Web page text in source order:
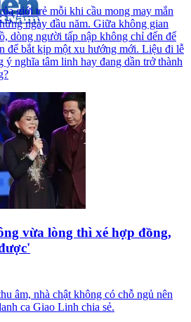
giới trẻ mỗi khi cầu mong may mắn
ngày đầu năm. Giữa không gian
dòng người tấp nập không chỉ đến để
để bắt kịp một xu hướng mới. Liệu đi lễ
ý nghĩa tâm linh hay đang dần trở thành
vừa lòng thì xé hợp đồng,
âm, nhà chật không có chỗ ngủ nên
ca Giao Linh chia sẻ.